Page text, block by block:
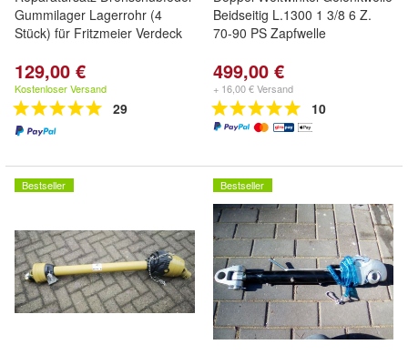
Gummilager Lagerrohr (4
Stück) für Fritzmeier Verdeck
129,00 €
Kostenloser Versand
29
Beidseitig L.1300 1 3/8 6 Z.
70-90 PS Zapfwelle
499,00 €
+ 16,00 € Versand
10
Bestseller Bestseller